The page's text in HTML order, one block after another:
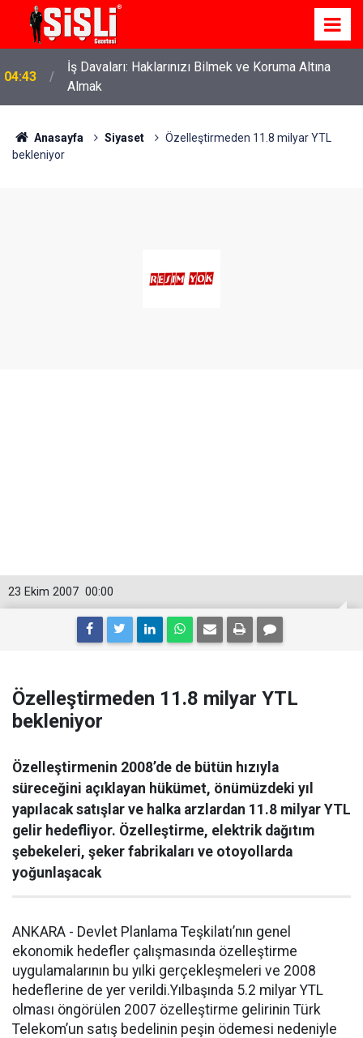
04:43
İş Davaları: Haklarınızı Bilmek ve Koruma Altına
Almak
Anasayfa Siyaset
Özelleştirmeden 11.8 milyar YTL
bekleniyor
00:00
23 Ekim 2007
Özelleştirmeden 11.8 milyar YTL
bekleniyor
Özelleştirmenin 2008’de de bütün hızıyla
süreceğini açıklayan hükümet, önümüzdeki yıl
yapılacak satışlar ve halka arzlardan 11.8 milyar YTL
gelir hedefliyor. Özelleştirme, elektrik dağıtım
şebekeleri, şeker fabrikaları ve otoyollarda
yoğunlaşacak
ANKARA - Devlet Planlama Teşkilatı’nın genel
ekonomik hedefler çalışmasında özelleştirme
uygulamalarının bu yılki gerçekleşmeleri ve 2008
hedeflerine de yer verildi.Yılbaşında 5.2 milyar YTL
olması öngörülen 2007 özelleştirme gelirinin Türk
Telekom’un satış bedelinin peşin ödemesi nedeniyle